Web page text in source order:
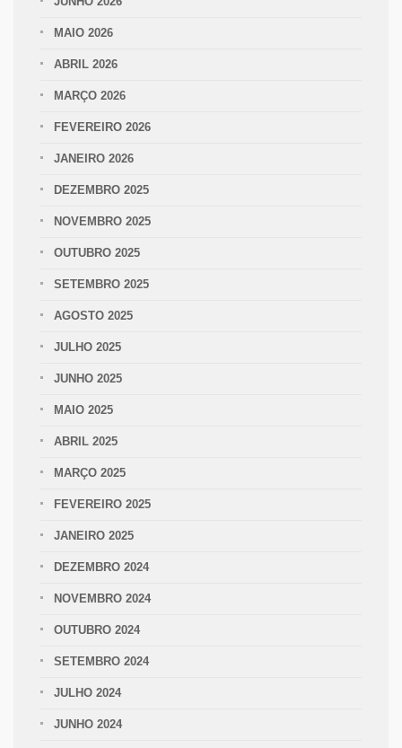
MAIO 2026
ABRIL 2026
MARÇO 2026
FEVEREIRO 2026
JANEIRO 2026
DEZEMBRO 2025
NOVEMBRO 2025
OUTUBRO 2025
SETEMBRO 2025
AGOSTO 2025
JULHO 2025
JUNHO 2025
MAIO 2025
ABRIL 2025
MARÇO 2025
FEVEREIRO 2025
JANEIRO 2025
DEZEMBRO 2024
NOVEMBRO 2024
OUTUBRO 2024
SETEMBRO 2024
JULHO 2024
JUNHO 2024